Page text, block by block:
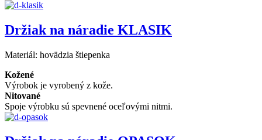
Držiak na náradie KLASIK
Materiál: hovädzia štiepenka
Kožené
Výrobok je vyrobený z kože.
Nitované
Spoje výrobku sú spevnené oceľovými nitmi.